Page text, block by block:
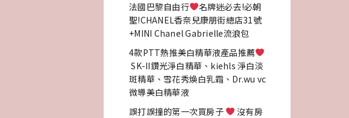
法國巴黎自由行
名牌迷必去!必朝
聖!CHANEL香奈兒康朋街總店31號
+MINI Chanel Gabrielle流浪包
4款PTT熱推美白精華液產品推薦
SK-II鑽光淨白精華、kiehls 淨白淡
斑精華、雪花秀煥白乳霜、Dr.wu vc
微導美白精華液
誤打誤撞的第一次買房子
沒有房